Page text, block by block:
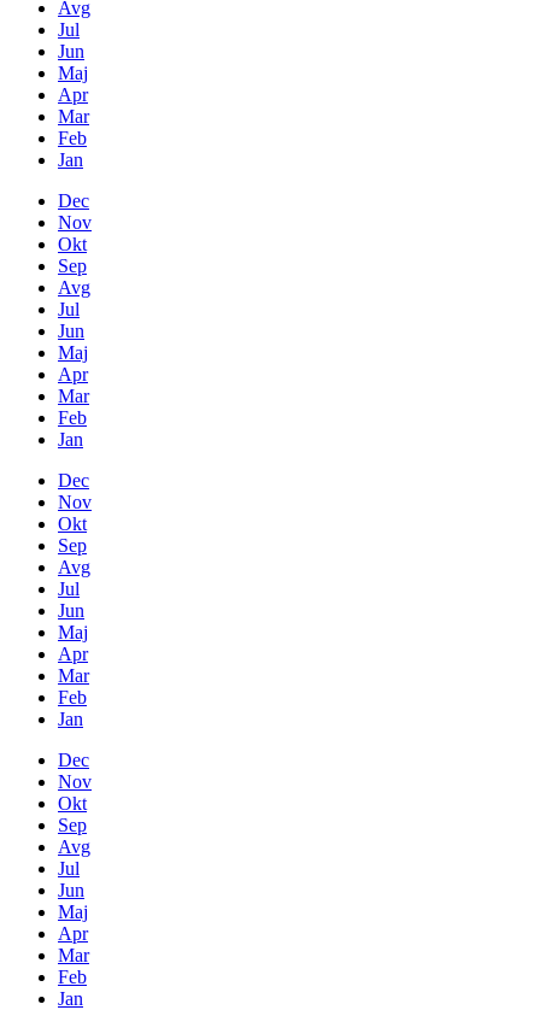
Avg
Jul
Jun
Maj
Apr
Mar
Feb
Jan
Dec
Nov
Okt
Sep
Avg
Jul
Jun
Maj
Apr
Mar
Feb
Jan
Dec
Nov
Okt
Sep
Avg
Jul
Jun
Maj
Apr
Mar
Feb
Jan
Dec
Nov
Okt
Sep
Avg
Jul
Jun
Maj
Apr
Mar
Feb
Jan